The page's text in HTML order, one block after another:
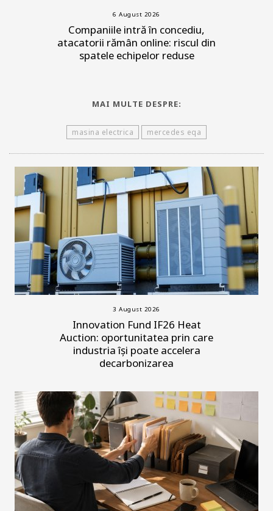
6 August 2026
Companiile intră în concediu,
atacatorii rămân online: riscul din
spatele echipelor reduse
MAI MULTE DESPRE:
masina electrica mercedes eqa
3 August 2026
Innovation Fund IF26 Heat
Auction: oportunitatea prin care
industria își poate accelera
decarbonizarea